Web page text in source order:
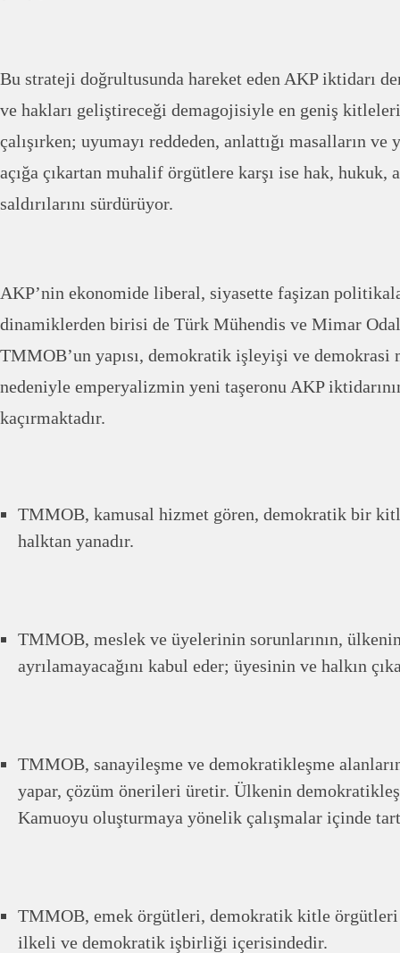
Bu strateji doğrultusunda hareket eden AKP iktidarı
ve hakları geliştireceği demagojisiyle en geniş kitleleri
çalışırken; uyumayı reddeden, anlattığı masalların
açığa çıkartan muhalif örgütlere karşı ise hak, hukuk,
saldırılarını sürdürüyor.
AKP’nin ekonomide liberal, siyasette faşizan
dinamiklerden birisi de Türk Mühendis ve Mimar
TMMOB’un yapısı, demokratik işleyişi ve demokrasi
nedeniyle emperyalizmin yeni taşeronu AKP
kaçırmaktadır.
TMMOB, kamusal hizmet gören, demokratik bir
halktan yanadır.
TMMOB, meslek ve üyelerinin sorunlarının,
ayrılamayacağını kabul eder; üyesinin ve halkın
TMMOB, sanayileşme ve demokratikleşme
yapar, çözüm önerileri üretir. Ülkenin
Kamuoyu oluşturmaya yönelik çalışmalar içinde
TMMOB, emek örgütleri, demokratik kitle
ilkeli ve demokratik işbirliği içerisindedir.